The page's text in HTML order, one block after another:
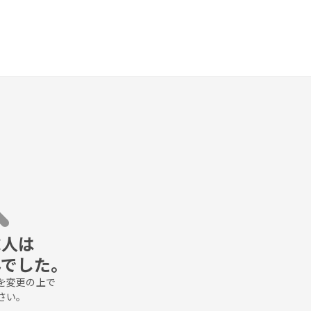
は
した。
変更の上で
。